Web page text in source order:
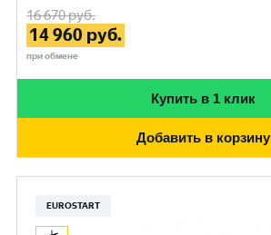
16 670руб.
14 960 руб.
при обмене
Купить в 1 клик
Добавить в корзину
EUROSTART